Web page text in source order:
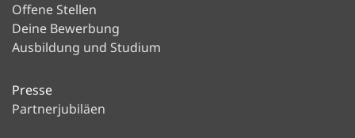
Offene Stellen
Deine Bewerbung
Ausbildung und Studium
Presse
Partnerjubiläen